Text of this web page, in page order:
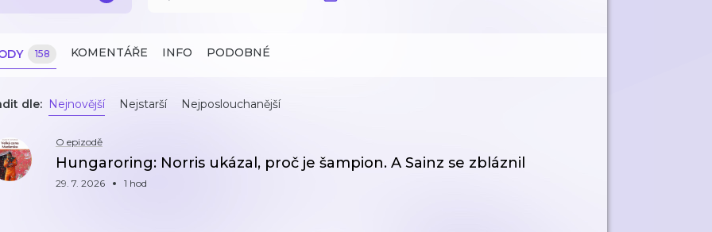
158 KOMENTÁŘE INFO PODOBNÉ
dle: Nejnovější Nejstarší Nejposlouchanější
O epizodě
Hungaroring: Norris ukázal, proč je šampion. A Sainz se zbláznil
29. 7. 2026 1 hod